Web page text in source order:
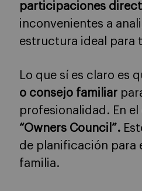
participaciones
inconvenientes a
estructura ideal para
Lo que sí es claro es
o consejo familiar
profesionalidad. En
“Owners Council”.
de planificación para
familia.